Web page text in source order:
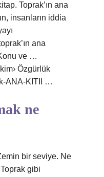
Toprak’ın ana
insanların iddia
ana
ve …
Özgürlük
ANA-KITII …
ne
bir seviye. Ne
gibi